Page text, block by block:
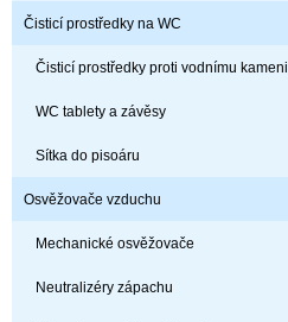
Čisticí prostředky na WC
Čisticí prostředky proti vodnímu kameni
WC tablety a závěsy
Sítka do pisoáru
Osvěžovače vzduchu
Mechanické osvěžovače
Neutralizéry zápachu